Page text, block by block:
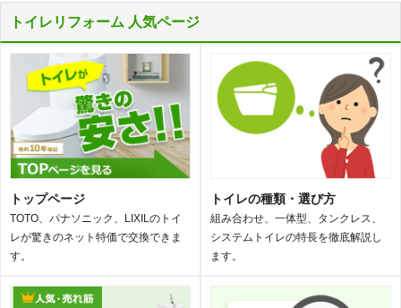
トイレリフォーム 人気ページ
トップページ
TOTO、パナソニック、LIXILのトイ
レが驚きのネット特価で交換できま
す。
トイレの種類・選び方
組み合わせ、一体型、タンクレス、
システムトイレの特長を徹底解説し
ます。